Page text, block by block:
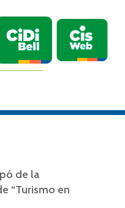
de la
“Turismo en